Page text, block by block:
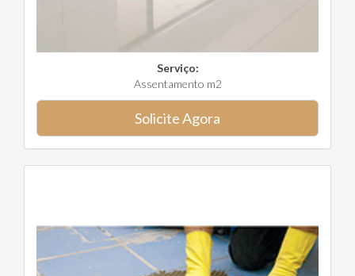
Serviço:
Assentamento m2
Solicite Agora